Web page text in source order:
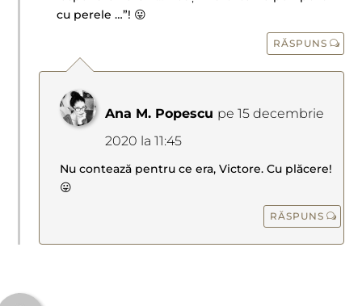
cu perele …”! 😛
RĂSPUNS
Ana M. Popescu pe 15 decembrie
2020 la 11:45
Nu contează pentru ce era, Victore. Cu plăcere!
😛
RĂSPUNS